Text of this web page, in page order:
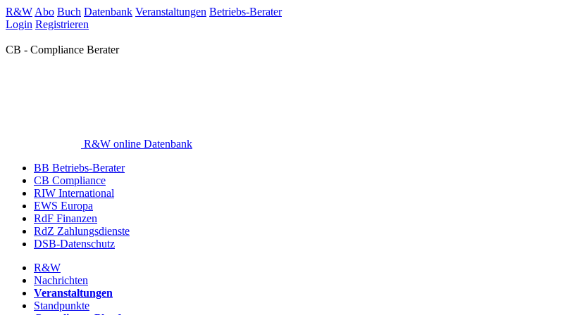
R&W Abo Buch Datenbank Veranstaltungen Betriebs-Berater
Login Registrieren
CB - Compliance Berater
R&W online Datenbank
BB Betriebs-Berater
CB Compliance
RIW International
EWS Europa
RdF Finanzen
RdZ Zahlungsdienste
DSB-Datenschutz
R&W
Nachrichten
Veranstaltungen
Standpunkte